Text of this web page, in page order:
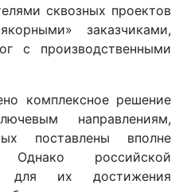
сквозных проектов
заказчиками,
с производственными
комплексное решение
направлениям,
поставлены вполне
российской
для их достижения